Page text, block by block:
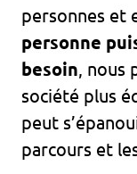
personnes et
personne
besoin, nous
société plus
peut
parcours et